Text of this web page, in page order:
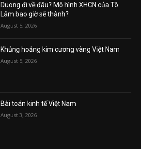
Duong đi về đâu? Mô hình XHCN của Tô
Lâm bao giờ sẽ thành?
August 5, 2026
Khủng hoảng kim cương vàng Việt Nam
August 5, 2026
Bài toán kinh tế Việt Nam
August 3, 2026